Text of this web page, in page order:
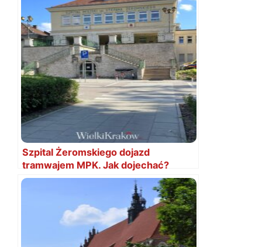
Szpital Żeromskiego dojazd
tramwajem MPK. Jak dojechać?